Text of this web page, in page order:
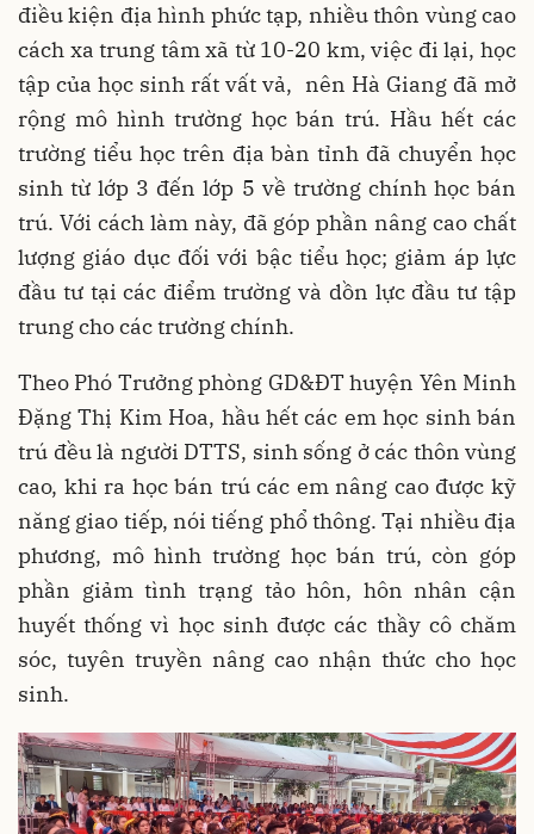
điều kiện địa hình phức tạp, nhiều thôn vùng cao
cách xa trung tâm xã từ 10-20 km, việc đi lại, học
tập của học sinh rất vất vả, nên Hà Giang đã mở
rộng mô hình trường học bán trú. Hầu hết các
trường tiểu học trên địa bàn tỉnh đã chuyển học
sinh từ lớp 3 đến lớp 5 về trường chính học bán
trú. Với cách làm này, đã góp phần nâng cao chất
lượng giáo dục đối với bậc tiểu học; giảm áp lực
đầu tư tại các điểm trường và dồn lực đầu tư tập
trung cho các trường chính.
Theo Phó Trưởng phòng GD&ĐT huyện Yên Minh
Ðặng Thị Kim Hoa, hầu hết các em học sinh bán
trú đều là người DTTS, sinh sống ở các thôn vùng
cao, khi ra học bán trú các em nâng cao được kỹ
năng giao tiếp, nói tiếng phổ thông. Tại nhiều địa
phương, mô hình trường học bán trú, còn góp
phần giảm tình trạng tảo hôn, hôn nhân cận
huyết thống vì học sinh được các thầy cô chăm
sóc, tuyên truyền nâng cao nhận thức cho học
sinh.